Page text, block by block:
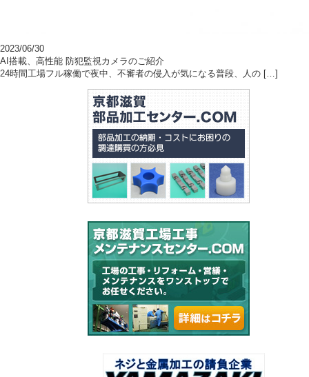
2023/06/30
AI搭載、高性能 防犯監視カメラのご紹介
24時間工場フル稼働で夜中、不審者の侵入が気になる普段、人の […]